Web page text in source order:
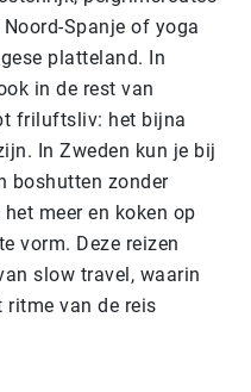
Spanje of yoga
platteland. In
in de rest van
friluftsliv: het bijna
In Zweden kun je bij
boshutten zonder
meer en koken op
vorm. Deze reizen
slow travel, waarin
ritme van de reis